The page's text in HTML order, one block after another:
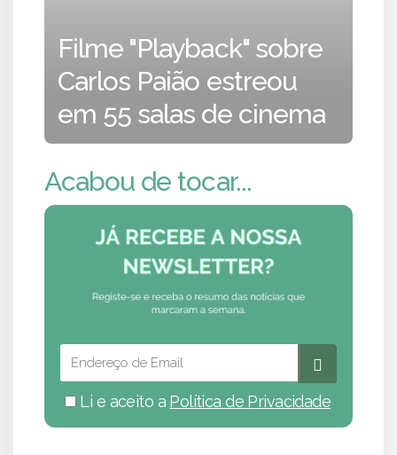
Filme "Playback" sobre
Carlos Paião estreou
em 55 salas de cinema
Acabou de tocar...
Li e aceito a Política de Privacidade